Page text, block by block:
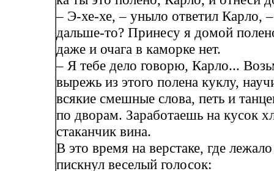
– Э-хе-хе, – уныло ответил Карло,
дальше-то? Принесу я домой
даже и очага в каморке нет.
– Я тебе дело говорю, Карло...
вырежь из этого полена куклу,
всякие смешные слова, петь и
по дворам. Заработаешь на кусок
стаканчик вина.
В это время на верстаке, где
пискнул веселый голосок: